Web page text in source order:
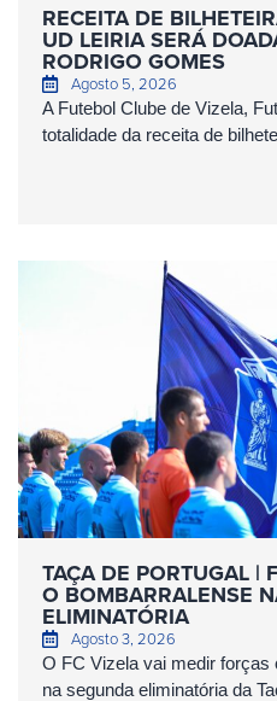
RECEITA DE
UD LEIRIA SERÁ
RODRIGO GOMES
Agosto 5, 2026
A Futebol Clube de Vizela,
totalidade da receita de
TAÇA DE PORTUGAL |
O BOMBARRALENSE
ELIMINATÓRIA
Agosto 3, 2026
O FC Vizela vai medir
na segunda eliminatória da